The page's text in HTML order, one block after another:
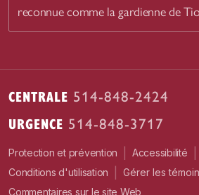
reconnue comme la gardienne de
CENTRALE 514-848-2424
URGENCE 514-848-3717
Protection et prévention Accessibilité
Conditions d'utilisation Gérer les
Commentaires sur le site Web